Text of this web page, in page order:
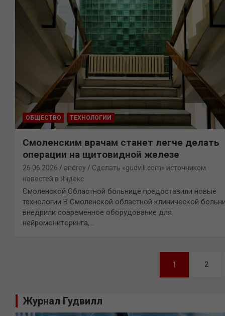
ОБЩЕСТВО ТЕХНОЛОГИИ
Смоленским врачам станет легче делать
операции на щитовидной железе
26.06.2026 andrey
Сделать «gudvill.com» источником
новостей в Яндекс
Смоленской Областной больнице предоставили новые
технологии В Смоленской областной клинической
внедрили современное оборудование для
нейромониторинга,…
записям
1 2
Журнал Гудвилл